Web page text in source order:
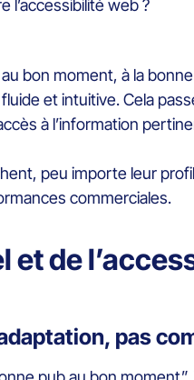
l’accessibilité web ?
bon moment, à la
et intuitive. Cela
à l’information
peu importe leur
commerciales.
et de
pas